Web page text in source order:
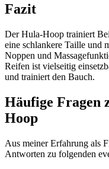
Fazit
Der Hula-Hoop trainiert
eine schlankere Taille und
Noppen und
Reifen ist vielseitig
und trainiert den Bauch.
Häufige Fragen
Hoop
Aus meiner Erfahrung als
Antworten zu folgenden